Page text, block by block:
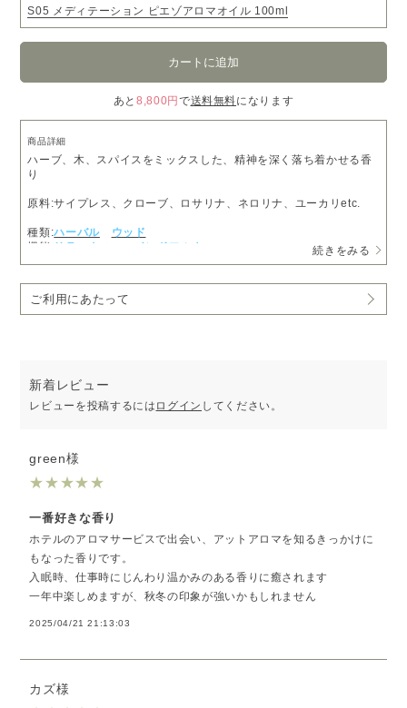
S05 メディテーション ピエゾアロマオイル 100ml
あと8,800円 で送料無料になります
商品詳細
ハーブ、木、スパイスをミックスした、精神を深く落ち着かせる香
り
原料:サイプレス、クローブ、ロサリナ、ネロリナ、ユーカリetc.
種類:ハーバル
ウッド
機能: リラックス マインドフルネス 続きをみる
ご利用にあたって
新着レビュー
レビューを投稿するには ログイン してください。
green様
★★★★★
一番好きな香り
ホテルのアロマサービスで出会い、アットアロマを知るきっかけに
もなった香りです。
入眠時、仕事時にじんわり温かみのある香りに癒されます
一年中楽しめますが、秋冬の印象が強いかもしれません
2025/04/21 21:13:03
カズ様